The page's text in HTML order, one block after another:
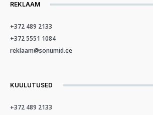
REKLAAM
+372 489 2133
+372 5551 1084
reklaam@sonumid.ee
KUULUTUSED
+372 489 2133